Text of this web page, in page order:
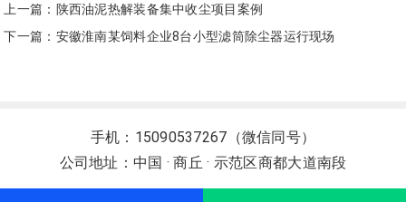
上一篇： 陕西油泥热解装备集中收尘项目案例
下一篇： 安徽淮南某饲料企业8台小型滤筒除尘器运行现场
手机：15090537267（微信同号）
公司地址：中国 · 商丘 · 示范区商都大道南段